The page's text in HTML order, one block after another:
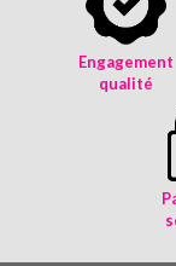
Engagement
qualité